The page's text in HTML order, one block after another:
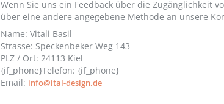
Wenn Sie uns ein Feedback über die Zugänglichkeit
über eine andere angegebene Methode an unsere
Name: Vitali Basil
Strasse: Speckenbeker Weg 143
PLZ / Ort: 24113 Kiel
{if_phone}Telefon: {if_phone}
Email: info@ital-design.de